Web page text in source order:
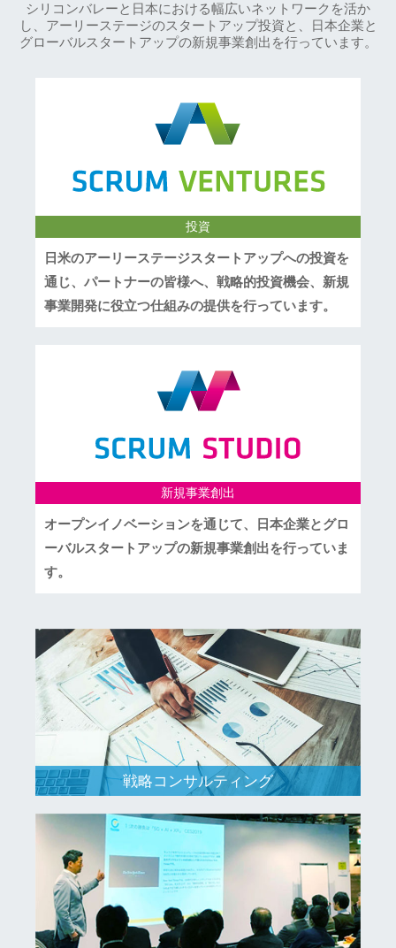
シリコンバレーと日本における幅広いネットワークを活か
し、アーリーステージのスタートアップ投資と、日本企業と
グローバルスタートアップの新規事業創出を行っています。
投資
日米のアーリーステージスタートアップへの投資を
通じ、パートナーの皆様へ、戦略的投資機会、新規
事業開発に役立つ仕組みの提供を行っています。
新規事業創出
オープンイノベーションを通じて、日本企業とグロ
ーバルスタートアップの新規事業創出を行っていま
す。
戦略コンサルティング